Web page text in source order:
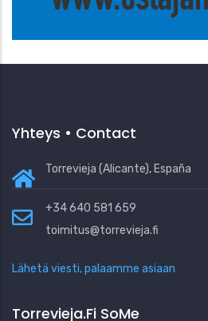
Yhteys • Contact
Torrevieja (Alicante), España
+34 640 581 659
toimitus@torrevieja.fi
Lähetä viesti, palaamme asiaan
Torrevieja.fi SoMe